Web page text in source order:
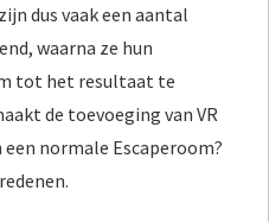
dus vaak een aantal
waarna ze hun
tot het resultaat te
de toevoeging van VR
normale Escaperoom?